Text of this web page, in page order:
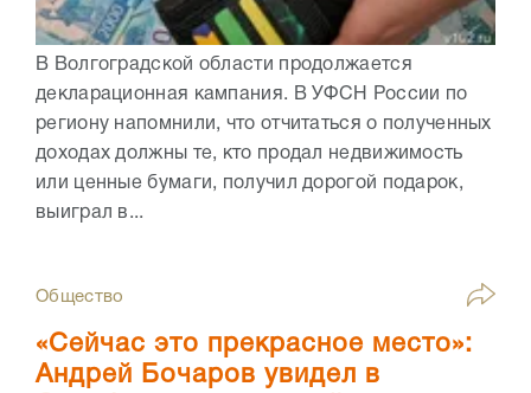
В Волгоградской области продолжается
декларационная кампания. В УФСН России по
региону напомнили, что отчитаться о полученных
доходах должны те, кто продал недвижимость
или ценные бумаги, получил дорогой подарок,
выиграл в...
Общество
«Сейчас это прекрасное место»:
Андрей Бочаров увидел в